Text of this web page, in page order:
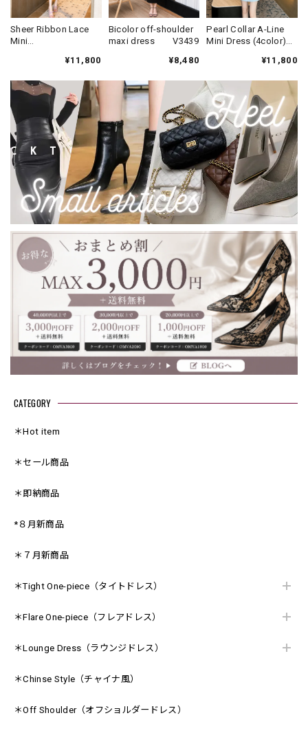
CATEGORY
＊Hot item
＊セール商品
＊即納商品
*８月新商品
＊７月新商品
＊Tight One-piece（タイトドレス）
＊Flare One-piece（フレアドレス）
＊Lounge Dress（ラウンジドレス）
＊Chinse Style（チャイナ風）
＊Off Shoulder（オフショルダードレス）
Sheer Ribbon Lace
Mini
¥11,800
Bicolor off-shoulder
maxi dress V3439
¥8,480
Pearl Collar A-Line
Mini Dress (4color)
¥11,800